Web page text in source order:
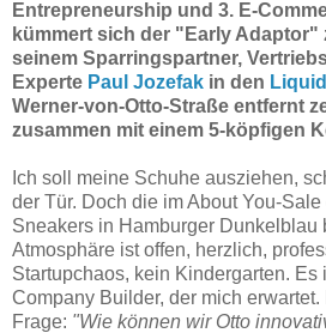
Entrepreneurship und 3. E-
kümmert sich der "Early Adaptor"
seinem Sparringspartner,
Experte Paul Jozefak in den
Werner-von-Otto-Straße entfernt
zusammen mit einem 5-köpfigen
Ich soll meine Schuhe ausziehen,
der Tür. Doch die im About You-
Sneakers in Hamburger Dunkelblau
Atmosphäre ist offen, herzlich,
Startupchaos, kein Kindergarten. Es
Company Builder, der mich
Frage: "Wie können wir Otto